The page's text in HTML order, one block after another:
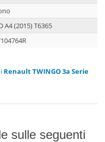
A4 (2015) T6365
Renault TWINGO 3a Serie
sulle seguenti